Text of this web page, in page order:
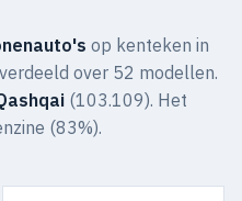
op kenteken in
over 52 modellen.
(103.109). Het
(83%).